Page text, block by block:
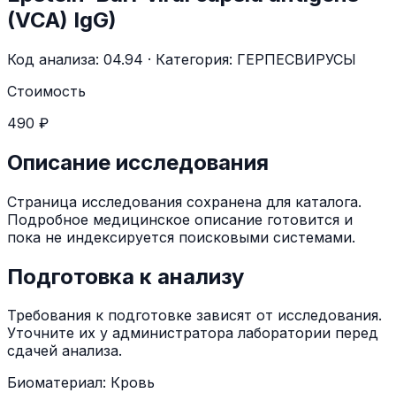
(VCA) IgG)
Код анализа: 04.94 · Категория: ГЕРПЕСВИРУСЫ
Стоимость
490 ₽
Описание исследования
Страница исследования сохранена для каталога.
Подробное медицинское описание готовится и
пока не индексируется поисковыми системами.
Подготовка к анализу
Требования к подготовке зависят от исследования.
Уточните их у администратора лаборатории перед
сдачей анализа.
Биоматериал: Кровь